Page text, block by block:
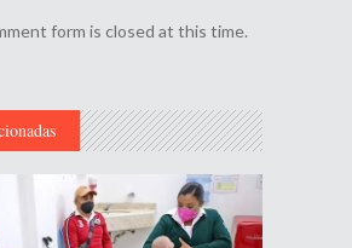
form is closed at this time.